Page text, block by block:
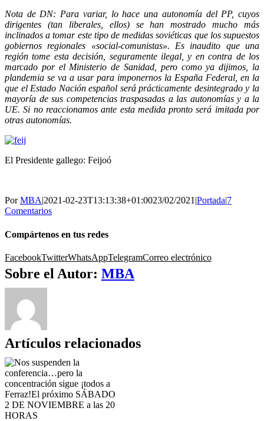
Nota de DN: Para variar, lo hace una autonomía del PP, cuyos
dirigentes (tan liberales, ellos) se han mostrado mucho más
inclinados a tomar este tipo de medidas soviéticas que los supuestos
gobiernos regionales «social-comunistas». Es inaudito que una
región tome esta decisión, seguramente ilegal, y en contra de los
marcado por el Ministerio de Sanidad, pero como ya dijimos, la
plandemia se va a usar para imponernos la España Federal, en la
que el Estado Nación español será prácticamente desintegrado y la
mayoría de sus competencias traspasadas a las autonomías y a la
UE. Si no reaccionamos ante esta medida pronto será imitada por
otras autonomías.
El Presidente gallego: Feijoó
PorMBA|2021-02-23T13:13:38+01:0023/02/2021|Portada|7
Comentarios
Compártenos en tus redes
FacebookTwitterWhatsAppTelegramCorreo electrónico
Sobre el Autor: MBA
Artículos relacionados